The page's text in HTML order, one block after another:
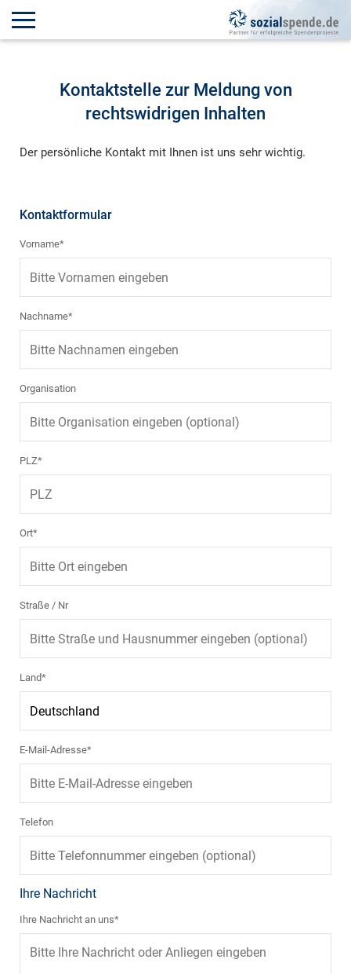
Kontaktstelle zur Meldung von
rechtswidrigen Inhalten
Der persönliche Kontakt mit Ihnen ist uns sehr wichtig.
Kontaktformular
Vorname*
Nachname*
Organisation
PLZ*
Ort*
Straße / Nr
Land*
E-Mail-Adresse*
Telefon
Ihre Nachricht
Ihre Nachricht an uns*